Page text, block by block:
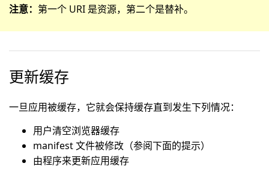
注意： 第一个 URI 是资源，第二个是替补。
更新缓存
一旦应用被缓存，它就会保持缓存直到发生下列情况：
用户清空浏览器缓存
manifest 文件被修改（参阅下面的提示）
由程序来更新应用缓存